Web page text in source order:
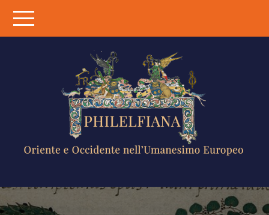
content
OCCIDENTE
NELL'UMANESIMO